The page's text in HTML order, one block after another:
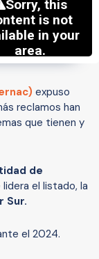
expuso
reclamos han
que tienen y
de
el listado, la
Sur.
el 2024.